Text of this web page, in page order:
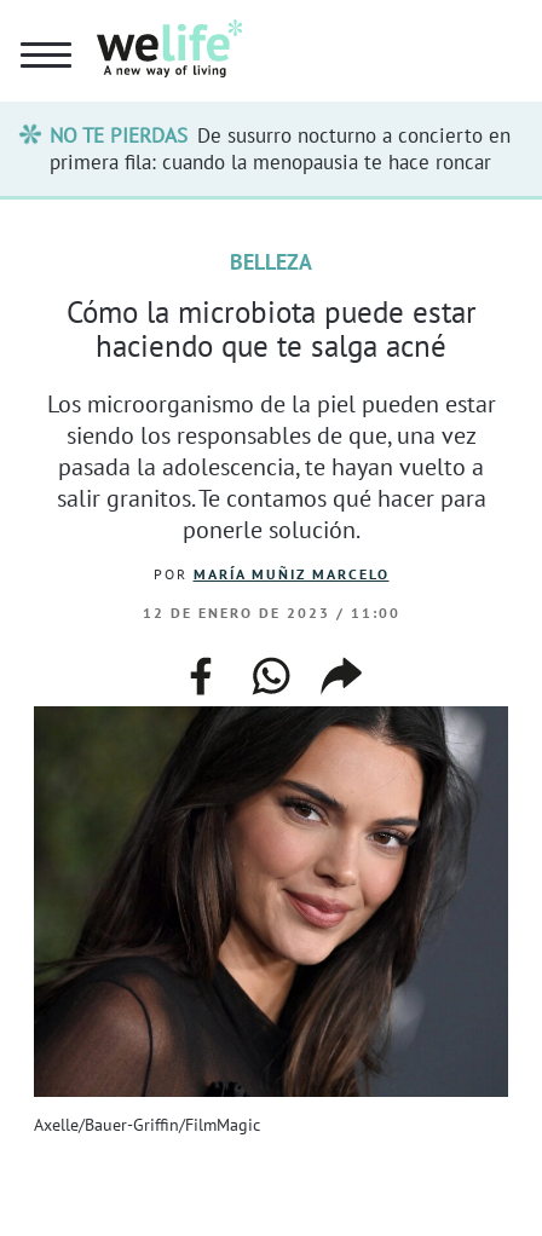
NO TE PIERDAS De susurro nocturno a concierto en
primera fila: cuando la menopausia te hace roncar
Axelle/Bauer-Griffin/FilmMagic
BELLEZA
Cómo la microbiota puede estar
haciendo que te salga acné
Los microorganismo de la piel pueden estar
siendo los responsables de que, una vez
pasada la adolescencia, te hayan vuelto a
salir granitos. Te contamos qué hacer para
ponerle solución.
POR MARÍA MUÑIZ MARCELO
12 DE ENERO DE 2023 / 11:00
facebookwhatsappcompartir
enlace